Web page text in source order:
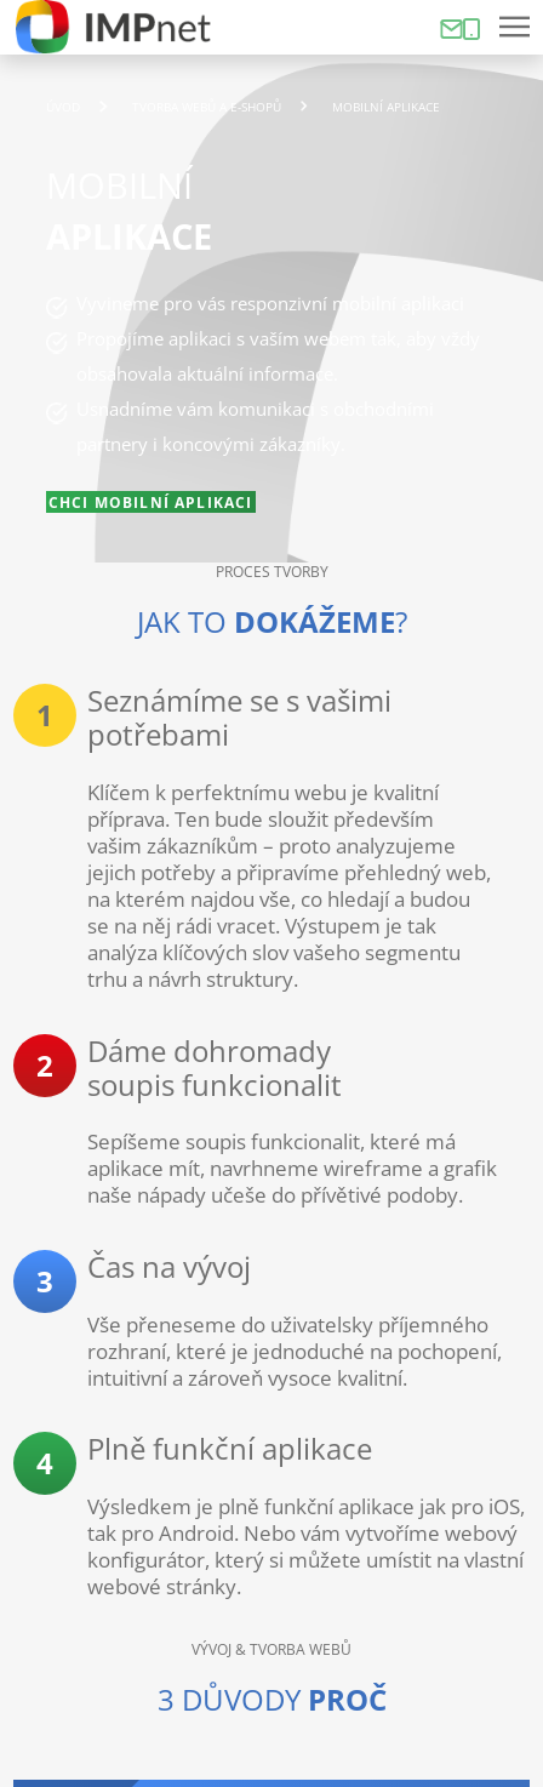
TVORBA WEBŮ A E-SHOPŮ MOBILNÍ APLIKACE
MOBILNÍ
APLIKACE
Vyvineme pro vás responzivní mobilní aplikaci
Propojíme aplikaci s vaším webem tak, aby vždy
obsahovala aktuální informace.
Usnadníme vám komunikaci s obchodními
partnery i koncovými zákazníky.
CHCI MOBILNÍ APLIKACI
PROCES TVORBY
JAK TO DOKÁŽEME?
1
Seznámíme se s vašimi
potřebami
Klíčem k perfektnímu webu je kvalitní
příprava. Ten bude sloužit především
vašim zákazníkům – proto analyzujeme
jejich potřeby a připravíme přehledný web,
na kterém najdou vše, co hledají a budou
se na něj rádi vracet. Výstupem je tak
analýza klíčových slov vašeho segmentu
trhu a návrh struktury.
2
Dáme dohromady
soupis funkcionalit
Sepíšeme soupis funkcionalit, které má
aplikace mít, navrhneme wireframe a grafik
naše nápady učeše do přívětivé podoby.
3 Čas na vývoj
Vše přeneseme do uživatelsky příjemného
rozhraní, které je jednoduché na pochopení,
intuitivní a zároveň vysoce kvalitní.
4 Plně funkční aplikace
Výsledkem je plně funkční aplikace jak pro iOS,
tak pro Android. Nebo vám vytvoříme webový
konfigurátor, který si můžete umístit na vlastní
webové stránky.
VÝVOJ & TVORBA WEBŮ
3 DŮVODY PROČ